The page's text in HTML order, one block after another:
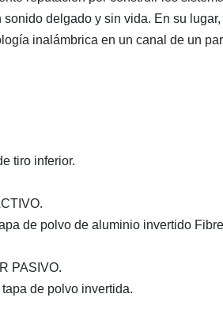
delgado y sin vida. En su
inalámbrica en un canal de un
tiro inferior.
de polvo de aluminio invertido
PASIVO.
de polvo invertida.